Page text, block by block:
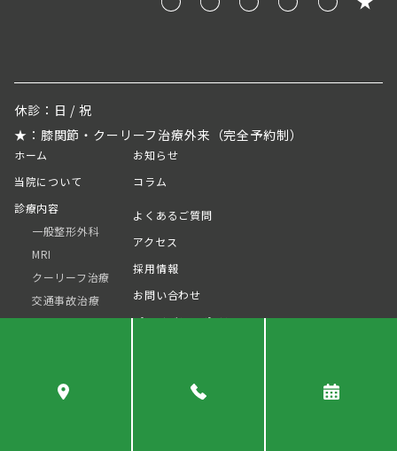
休診：日 / 祝
★：膝関節・クーリーフ治療外来（完全予約制）
ホーム
当院について
診療内容
一般整形外科
MRI
クーリーフ治療
交通事故治療
リハビリテーション
お知らせ
コラム
よくあるご質問
アクセス
採用情報
お問い合わせ
プライバシーポリシー